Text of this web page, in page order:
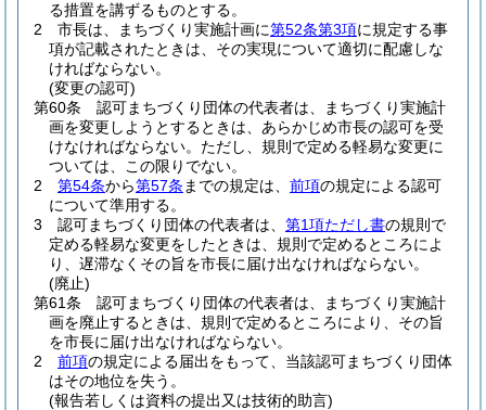
る措置を講ずるものとする。
2
市長は、まちづくり実施計画に第52条第3項に規定する事
項が記載されたときは、その実現について適切に配慮しな
ければならない。
(変更の認可)
第60条
認可まちづくり団体の代表者は、まちづくり実施計
画を変更しようとするときは、あらかじめ市長の認可を受
けなければならない。 ただし、規則で定める軽易な変更に
ついては、この限りでない。
2
第54条から第57条 までの規定は、 前項の規定による認可
について準用する。
3
認可まちづくり団体の代表者は、 第1項ただし書の規則で
定める軽易な変更をしたときは、規則で定めるところによ
り、遅滞なくその旨を市長に届け出なければならない。
(廃止)
第61条
認可まちづくり団体の代表者は、まちづくり実施計
画を廃止するときは、規則で定めるところにより、その旨
を市長に届け出なければならない。
2
前項の規定による届出をもって、当該認可まちづくり団体
はその地位を失う。
(報告若しくは資料の提出又は技術的助言)